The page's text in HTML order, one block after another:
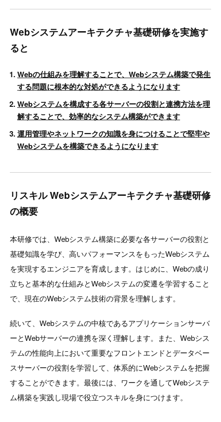
Webシステムアーキテクチャ基礎研修を実施す
ると
Webの仕組みを理解することで、Webシステム構築で発生
する問題に根本的な対処ができるようになります
Webシステムを構成する各サーバーの役割と連携方法を理
解することで、効率的なシステム構築ができます
運用管理やネットワークの知識を身につけることで堅牢や
Webシステムを構築できるようになります
リスキル Webシステムアーキテクチャ基礎研修
の概要
本研修では、Webシステム構築に必要な各サーバーの役割と
基礎知識を学び、高いパフォーマンスをもったWebシステム
を実現するエンジニアを育成します。はじめに、Webの成り
立ちと基本的な仕組みとWebシステムの変遷を学習すること
で、現在のWebシステム技術の背景を理解します。
続いて、Webシステムの中核であるアプリケーションサーバ
ーとWebサーバーの連携を深く理解します。また、Webシス
テムの性能向上において重要なフロントエンドとデータベー
スサーバーの役割を学習して、体系的にWebシステムを把握
することができます。最後には、ワークを通してWebシステ
ム構築を実践し現場で役立つスキルを身につけます。